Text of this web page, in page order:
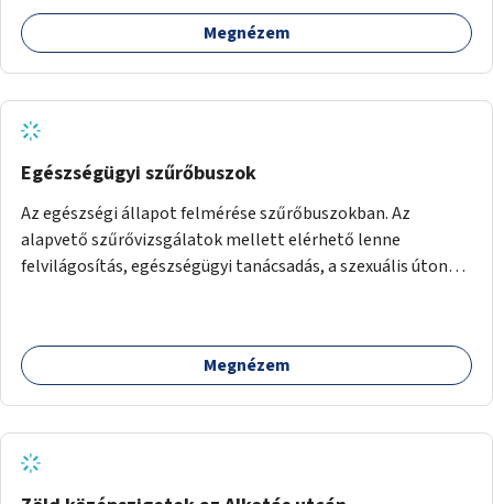
Megnézem
Egészségügyi szűrőbuszok
Az egészségi állapot felmérése szűrőbuszokban. Az
alapvető szűrővizsgálatok mellett elérhető lenne
felvilágosítás, egészségügyi tanácsadás, a szexuális úton
Megnézem